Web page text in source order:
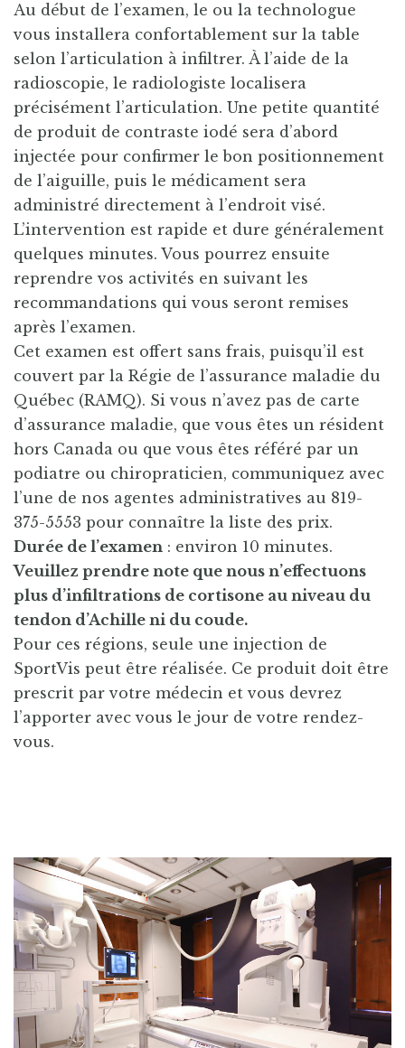
Au début de l’examen, le ou la technologue
vous installera confortablement sur la table
selon l’articulation à infiltrer. À l’aide de la
radioscopie, le radiologiste localisera
précisément l’articulation. Une petite quantité
de produit de contraste iodé sera d’abord
injectée pour confirmer le bon positionnement
de l’aiguille, puis le médicament sera
administré directement à l’endroit visé.
L’intervention est rapide et dure généralement
quelques minutes. Vous pourrez ensuite
reprendre vos activités en suivant les
recommandations qui vous seront remises
après l’examen.
Cet examen est offert sans frais, puisqu’il est
couvert par la Régie de l’assurance maladie du
Québec (RAMQ). Si vous n’avez pas de carte
d’assurance maladie, que vous êtes un résident
hors Canada ou que vous êtes référé par un
podiatre ou chiropraticien, communiquez avec
l’une de nos agentes administratives au 819-
375-5553 pour connaître la liste des prix.
Durée de l’examen : environ 10 minutes.
Veuillez prendre note que nous n’effectuons
plus d’infiltrations de cortisone au niveau du
tendon d’Achille ni du coude.
Pour ces régions, seule une injection de
SportVis peut être réalisée. Ce produit doit être
prescrit par votre médecin et vous devrez
l’apporter avec vous le jour de votre rendez-
vous.